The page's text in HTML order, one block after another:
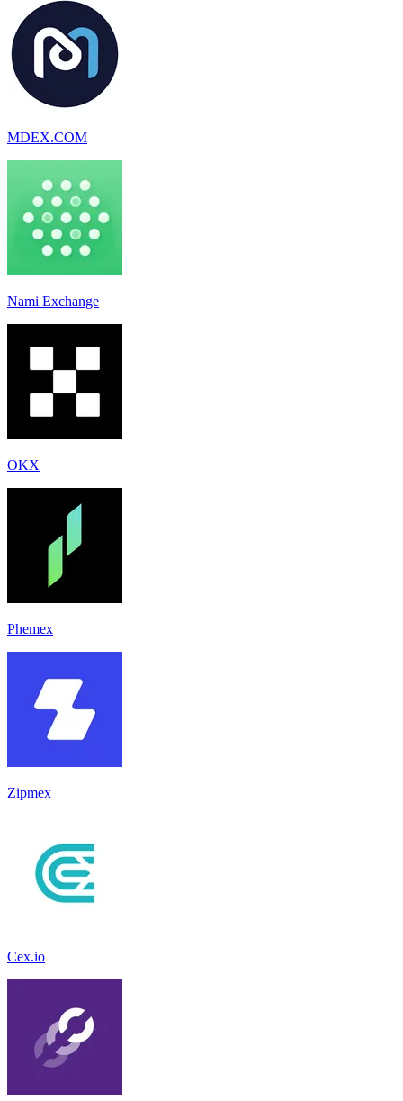
MDEX.COM
Nami Exchange
OKX
Phemex
Zipmex
Cex.io